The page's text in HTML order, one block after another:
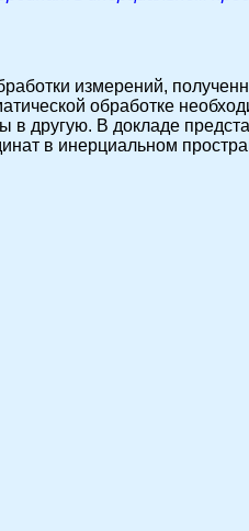
измерений,
обработке
в другую. В докладе
в инерциальном